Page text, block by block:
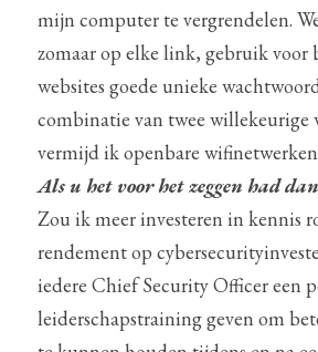
mijn computer te vergrendelen.
zomaar op elke link, gebruik voor
websites goede unieke
combinatie van twee willekeurige
vermijd ik openbare
Als u het voor het zeggen had
Zou ik meer investeren in kennis
rendement op
iedere Chief Security Officer een
leiderschapstraining geven om